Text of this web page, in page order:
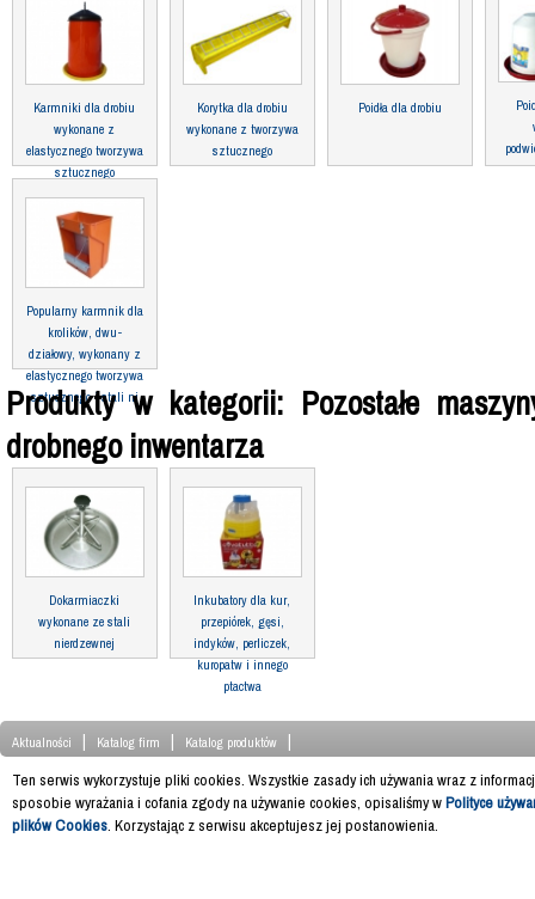
Karmniki dla drobiu
wykonane z
elastycznego tworzywa
sztucznego
Korytka dla drobiu
wykonane z tworzywa
sztucznego
Poidła dla drobiu
Popularny karmnik dla
krolików, dwu-
działowy, wykonany z
elastycznego tworzywa
sztucznego i stali ni
Produkty w kategorii: Pozostałe
drobnego inwentarza
Dokarmiaczki
wykonane ze stali
nierdzewnej
Inkubatory dla kur,
przepiórek, gęsi,
indyków, perliczek,
kuropatw i innego
ptactwa
Aktualności | Katalog firm | Katalog produktów
|
Ten serwis wykorzystuje pliki cookies. Wszystkie zasady ich używania wraz z
sposobie wyrażania i cofania zgody na używanie cookies, opisaliśmy wPolityce
plików Cookies. Korzystając z serwisu akceptujesz jej postanowienia.